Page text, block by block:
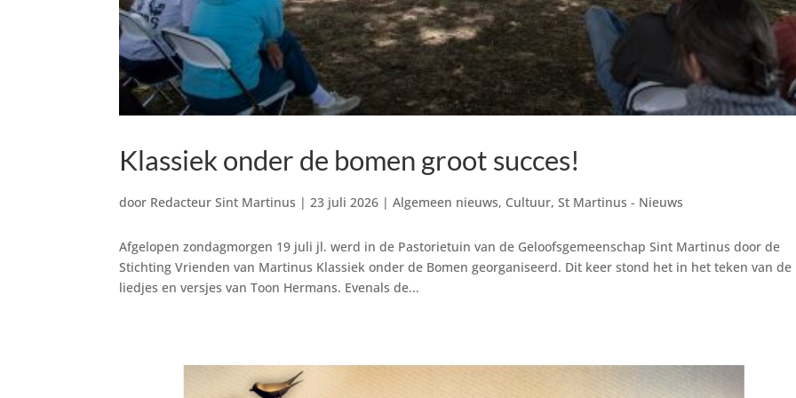
Klassiek onder de bomen groot succes!
door Redacteur Sint Martinus |23 juli 2026 |Algemeen nieuws, Cultuur,St Martinus - Nieuws
Afgelopen zondagmorgen 19 juli jl. werd in de Pastorietuin van de Geloofsgemeenschap Sint Martinus door de
Stichting Vrienden van Martinus Klassiek onder de Bomen georganiseerd. Dit keer stond het in het teken van de
liedjes en versjes van Toon Hermans. Evenals de...